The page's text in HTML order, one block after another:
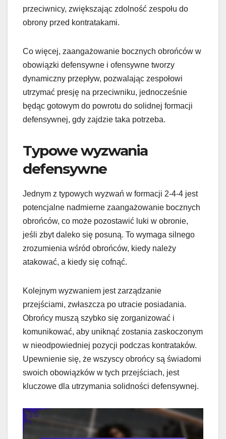
przeciwnicy, zwiększając zdolność zespołu do
obrony przed kontratakami.
Co więcej, zaangażowanie bocznych obrońców w
obowiązki defensywne i ofensywne tworzy
dynamiczny przepływ, pozwalając zespołowi
utrzymać presję na przeciwniku, jednocześnie
będąc gotowym do powrotu do solidnej formacji
defensywnej, gdy zajdzie taka potrzeba.
Typowe wyzwania
defensywne
Jednym z typowych wyzwań w formacji 2-4-4 jest
potencjalne nadmierne zaangażowanie bocznych
obrońców, co może pozostawić luki w obronie,
jeśli zbyt daleko się posuną. To wymaga silnego
zrozumienia wśród obrońców, kiedy należy
atakować, a kiedy się cofnąć.
Kolejnym wyzwaniem jest zarządzanie
przejściami, zwłaszcza po utracie posiadania.
Obrońcy muszą szybko się zorganizować i
komunikować, aby uniknąć zostania zaskoczonym
w nieodpowiedniej pozycji podczas kontrataków.
Upewnienie się, że wszyscy obrońcy są świadomi
swoich obowiązków w tych przejściach, jest
kluczowe dla utrzymania solidności defensywnej.